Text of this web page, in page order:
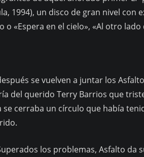
1994), un disco de gran nivel con
o «Espera en el cielo», «Al otro lado
se vuelven a juntar los
del querido Terry Barrios que
se cerraba un círculo que había
los problemas, Asfalto da